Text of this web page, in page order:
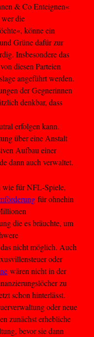
& Co Enteignen«
die
könne ein
Grüne dafür zur
Insbesondere das
diesen Parteien
angeführt werden.
der Gegnerinnen
denkbar, dass
erfolgen kann.
über eine Anstalt
Aufbau einer
dann auch verwaltet.
wie für NFL-Spiele,
für ohnehin
die es bräuchte, um
nicht möglich. Auch
oder
wären nicht in der
zu
schon hinterlässt.
oder neue
zunächst erhebliche
bevor sie dann